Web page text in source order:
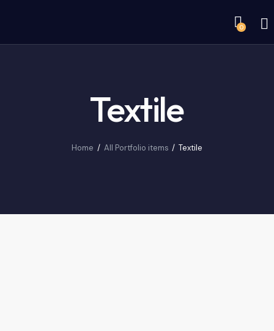
0
Textile
Home All Portfolio items Textile